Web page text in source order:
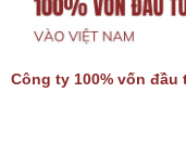
Công ty 100% vốn